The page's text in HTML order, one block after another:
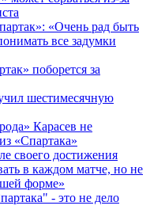
«Очень рад быть
все задумки
поборется за
шестимесячную
Карасев не
«Спартака»
своего достижения
в каждом матче, но не
форме»
- это не дело